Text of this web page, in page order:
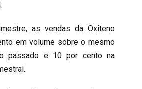
as vendas da Oxiteno
em volume sobre o mesmo
passado e 10 por cento na